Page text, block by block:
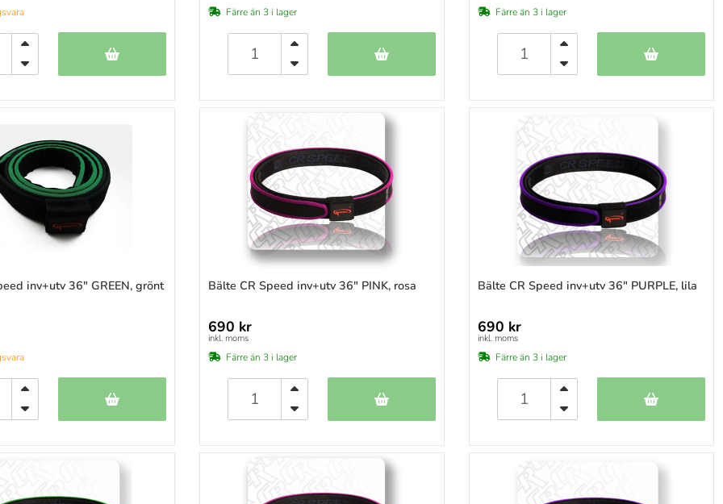
Färre än 3 i lager Färre än 3 i lager
inv+utv 36" GREEN, grönt Bälte CR Speed inv+utv 36" PINK, rosa
690 kr
inkl. moms
Färre än 3 i lager
Bälte CR Speed inv+utv 36" PURPLE, lila
690 kr
inkl. moms
Färre än 3 i lager